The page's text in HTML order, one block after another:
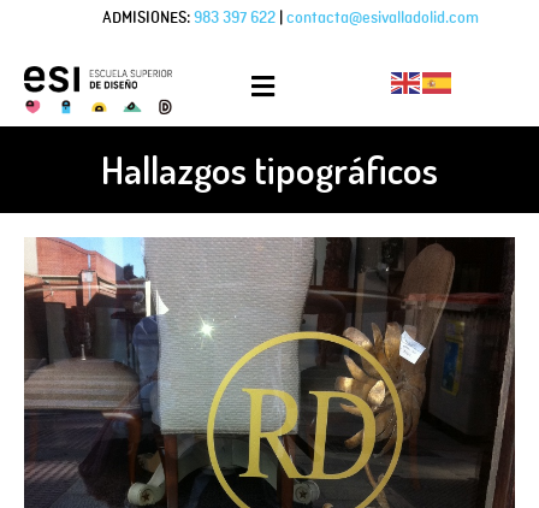
ADMISIONES: 983 397 622 contacta@esivalladolid.com
Hallazgos tipográficos